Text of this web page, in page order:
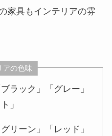
家具もインテリアの雰
アの色味
ック」「グレー」
」
リーン」「レッド」